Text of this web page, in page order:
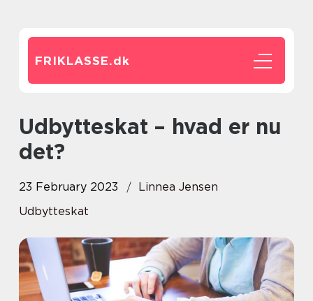
FRIKLASSE.dk
Udbytteskat – hvad er nu
det?
23 February 2023
Linnea Jensen
Udbytteskat